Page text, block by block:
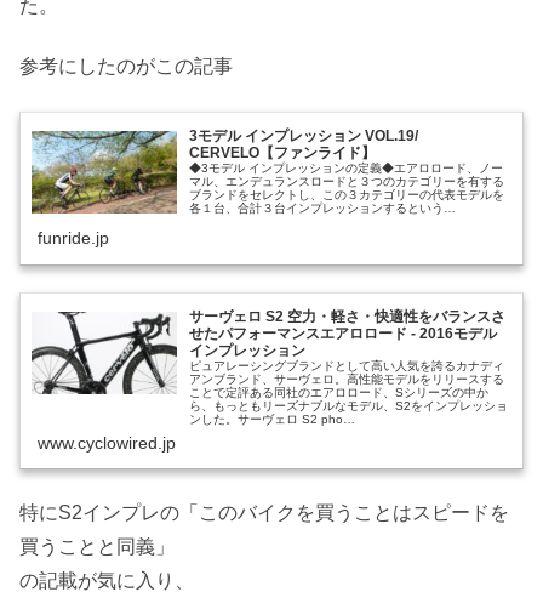
た。
参考にしたのがこの記事
3モデル インプレッション VOL.19/
CERVELO【ファンライド】
◆3モデル インプレッションの定義◆エアロロード、ノー
マル、エンデュランスロードと３つのカテゴリーを有する
ブランドをセレクトし、この３カテゴリーの代表モデルを
各１台、合計３台インプレッションするという…
funride.jp
サーヴェロ S2 空力・軽さ・快適性をバランスさ
せたパフォーマンスエアロロード - 2016モデル
インプレッション
ピュアレーシングブランドとして高い人気を誇るカナディ
アンブランド、サーヴェロ。高性能モデルをリリースする
ことで定評ある同社のエアロロード、Sシリーズの中か
ら、もっともリーズナブルなモデル、S2をインプレッショ
ンした。サーヴェロ S2 pho…
www.cyclowired.jp
特にS2インプレの「このバイクを買うことはスピードを
買うことと同義」
の記載が気に入り、